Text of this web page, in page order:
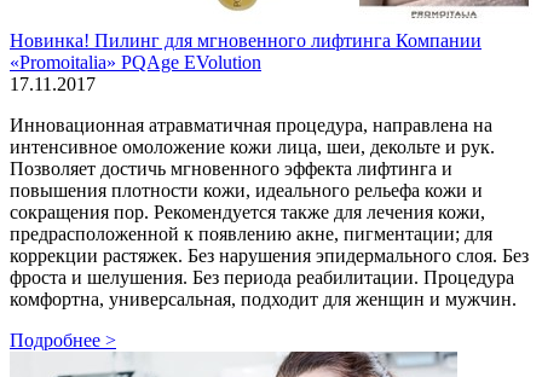
Новинка! Пилинг для мгновенного лифтинга Компании
«Promoitalia» PQAge EVolution
17.11.2017
Инновационная атравматичная процедура, направлена на
интенсивное омоложение кожи лица, шеи, декольте и рук.
Позволяет достичь мгновенного эффекта лифтинга и
повышения плотности кожи, идеального рельефа кожи и
сокращения пор. Рекомендуется также для лечения кожи,
предрасположенной к появлению акне, пигментации; для
коррекции растяжек. Без нарушения эпидермального слоя. Без
фроста и шелушения. Без периода реабилитации. Процедура
комфортна, универсальная, подходит для женщин и мужчин.
Подробнее >